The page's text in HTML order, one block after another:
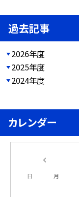
過去記事
2026年度
2025年度
2024年度
カレンダー
日 月